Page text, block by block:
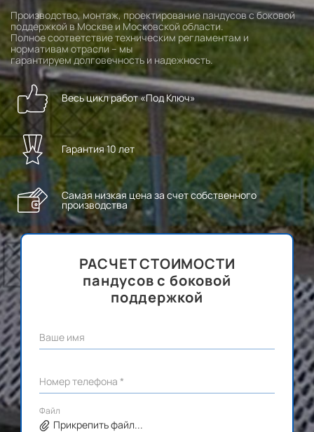
Производство, монтаж, проектирование пандусов с боковой
поддержкой в Москве и Московской области.
Полное соответствие техническим регламентам и
нормативам отрасли – мы
гарантируем долговечность и надежность.
Весь цикл работ «Под Ключ»
Гарантия 10 лет
Самая низкая цена за счет собственного
производства
РАСЧЕТ СТОИМОСТИ
пандусов с боковой
поддержкой
Ваше имя
Номер телефона *
Файл
Прикрепить файл...